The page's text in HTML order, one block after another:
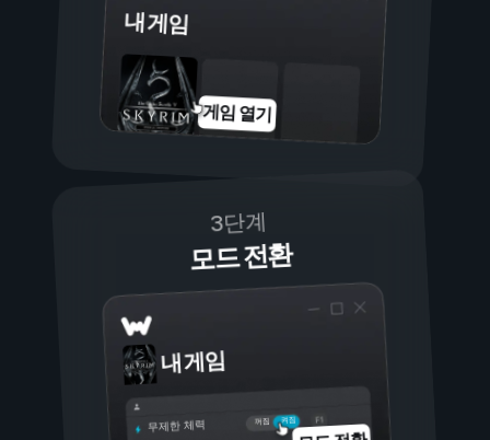
내 게임
게임 열기
3단계
모드 전환
내 게임
켜짐
꺼짐
무제한 체력